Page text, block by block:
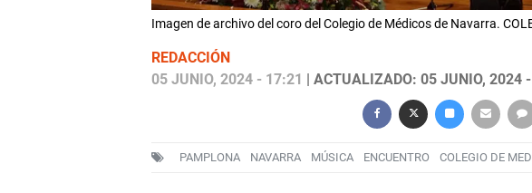
Imagen de archivo del coro del Colegio de Médicos de Navarra.
REDACCIÓN
05 JUNIO, 2024 - 17:21 | ACTUALIZADO: 05 JUNIO, 2024
PAMPLONA NAVARRA MÚSICA ENCUENTRO COLEGIO DE